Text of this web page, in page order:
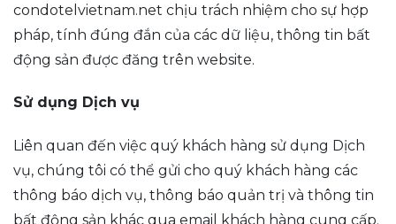
condotelvietnam.net chịu trách nhiệm cho sự hợp
pháp, tính đúng đắn của các dữ liệu, thông tin bất
động sản được đăng trên website.
Sử dụng Dịch vụ
Liên quan đến việc quý khách hàng sử dụng Dịch
vụ, chúng tôi có thể gửi cho quý khách hàng các
thông báo dịch vụ, thông báo quản trị và thông tin
bất động sản khác qua email khách hàng cung cấp.